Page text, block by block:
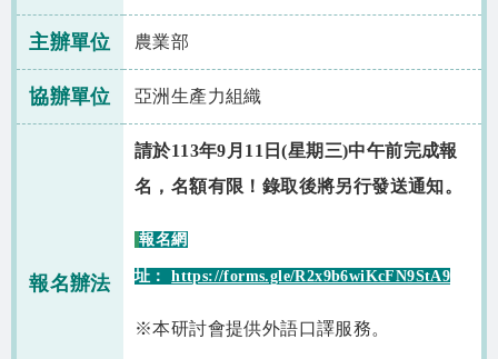
主辦單位 農業部
協辦單位 亞洲生產力組織
報名辦法
請於113年9月11日(星期三)中午前完成報
名，名額有限！錄取後將另行發送通知。
報名網
址：https://forms.gle/R2x9b6wiKcFN9StA9
※本研討會提供外語口譯服務。